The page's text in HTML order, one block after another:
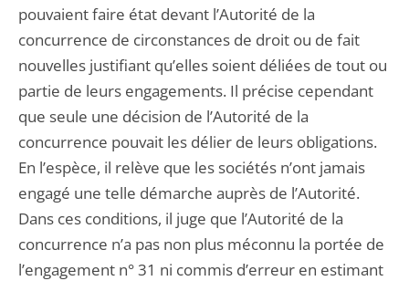
pouvaient faire état devant l’Autorité de la
concurrence de circonstances de droit ou de fait
nouvelles justifiant qu’elles soient déliées de tout ou
partie de leurs engagements. Il précise cependant
que seule une décision de l’Autorité de la
concurrence pouvait les délier de leurs obligations.
En l’espèce, il relève que les sociétés n’ont jamais
engagé une telle démarche auprès de l’Autorité.
Dans ces conditions, il juge que l’Autorité de la
concurrence n’a pas non plus méconnu la portée de
l’engagement n° 31 ni commis d’erreur en estimant